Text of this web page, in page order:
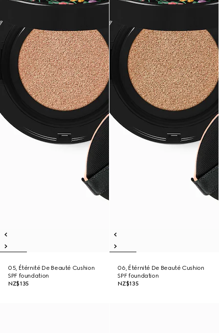
05, Étérnité De Beauté Cushion
SPF foundation
NZ$135
06, Étérnité De Beauté Cushion
SPF foundation
NZ$135